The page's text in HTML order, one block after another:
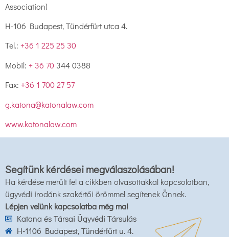
Association)
H-106 Budapest, Tündérfürt utca 4.
Tel.: +36 1 225 25 30
Mobil: + 36 70 344 0388
Fax: +36 1 700 27 57
g.katona@katonalaw.com
www.katonalaw.com
Segítünk kérdései megválaszolásában!
Ha kérdése merült fel a cikkben olvasottakkal kapcsolatban,
ügyvédi irodánk szakértői örömmel segítenek Önnek.
Lépjen velünk kapcsolatba még ma!
Katona és Társai Ügyvédi Társulás
H-1106 Budapest, Tündérfürt u. 4.